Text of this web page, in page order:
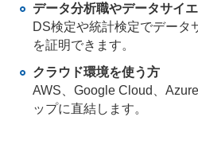
データ分析職やデータサイ
DS検定や統計検定でデータ
を証明できます。
クラウド環境を使う方
AWS、Google Cloud、
ップに直結します。